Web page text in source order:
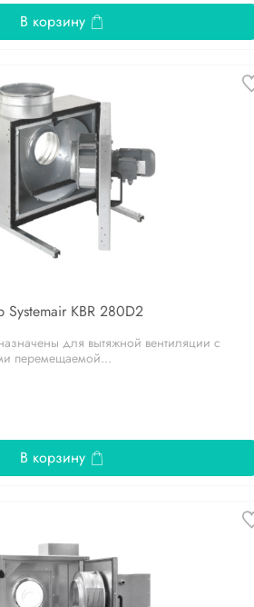
В корзину
Systemair KBR 280D2
для вытяжной вентиляции с
перемещаемой...
В корзину